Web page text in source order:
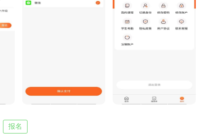
报名